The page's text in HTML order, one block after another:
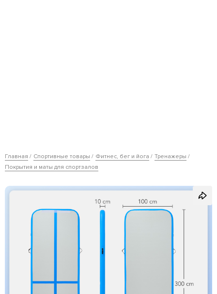
Главная Спортивные товары Фитнес, бег и йога
Тренажеры
Покрытия и маты для спортзалов